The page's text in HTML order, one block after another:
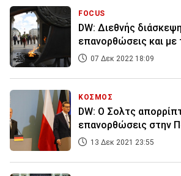
FOCUS
DW: Διεθνής
επανορθώσεις και με
07 Δεκ 2022 18:09
ΚΟΣΜΟΣ
DW: Ο Σολτς
επανορθώσεις στην
13 Δεκ 2021 23:55